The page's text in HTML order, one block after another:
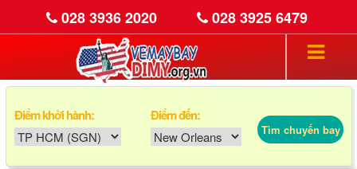
028 3936 2020 028 3925 6479
Điểm khởi hành: Điểm đến:
Tìm chuyến bay